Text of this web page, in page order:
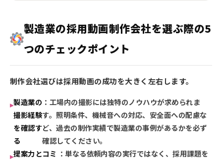
製造業の採用動画制作会社を選ぶ際の5
つのチェックポイント
制作会社選びは採用動画の成功を大きく左右します。
製造業の
撮影経験
を確認す
る
：工場内の撮影には独特のノウハウが求められま
す。照明条件、機械音への対応、安全面への配慮な
ど、過去の制作実績で製造業の事例があるかを必ず
確認してください。
提案力とコミ ：単なる依頼内容の実行ではなく、採用課題を